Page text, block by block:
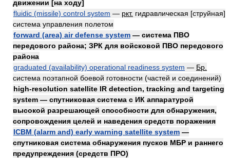
движении [на ходу]
fluidic (missile) control system — ркт. гидравлическая [струйная]
система управления полетом
forward (area) air defense system — система ПВО
передового района; ЗРК для войсковой ПВО передового
района
graduated (availability) operational readiness system — Бр.
система поэтапной боевой готовности (частей и соединений)
high-resolution satellite IR detection, tracking and targeting
system — спутниковая система с ИК аппаратурой
высокой разрешающей способности для обнаружения,
сопровождения целей и наведения средств поражения
ICBM (alarm and) early warning satellite system —
спутниковая система обнаружения пусков МБР и раннего
предупреждения (средств ПРО)